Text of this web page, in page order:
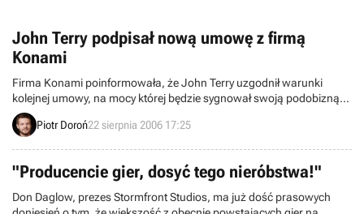
John Terry podpisał nową umowę z firmą
Konami
Firma Konami poinformowała, że John Terry uzgodnił warunki
kolejnej umowy, na mocy której będzie sygnował swoją podobizną
następną odsłonę serii Pro Evolution Soccer.
Piotr Doroń22 sierpnia 2006 17:25
"Producencie gier, dosyć tego nieróbstwa!"
Don Daglow, prezes Stormfront Studios, ma już dość prasowych